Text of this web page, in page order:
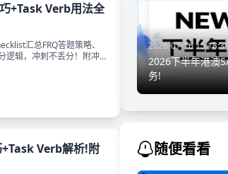
+Task Verb用法全
汇总FRQ答题策略、
逻辑，冲刺不丢分！附冲5
Verb解析!附
2026-07-16
2026下半年港澳
务!
随便看看